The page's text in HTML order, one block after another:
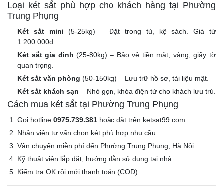
Loại két sắt phù hợp cho khách hàng tại Phường
Trung Phụng
Két sắt mini (5-25kg) – Đặt trong tủ, kệ sách. Giá từ
1.200.000đ.
Két sắt gia đình (25-80kg) – Bảo vệ tiền mặt, vàng, giấy tờ
quan trọng.
Két sắt văn phòng (50-150kg) – Lưu trữ hồ sơ, tài liệu mật.
Két sắt khách sạn – Nhỏ gọn, khóa điện tử cho khách lưu trú.
Cách mua két sắt tại Phường Trung Phụng
Gọi hotline 0975.739.381 hoặc đặt trên ketsat99.com
Nhân viên tư vấn chọn két phù hợp nhu cầu
Vận chuyển miễn phí đến Phường Trung Phụng, Hà Nội
Kỹ thuật viên lắp đặt, hướng dẫn sử dụng tại nhà
Kiểm tra OK rồi mới thanh toán (COD)